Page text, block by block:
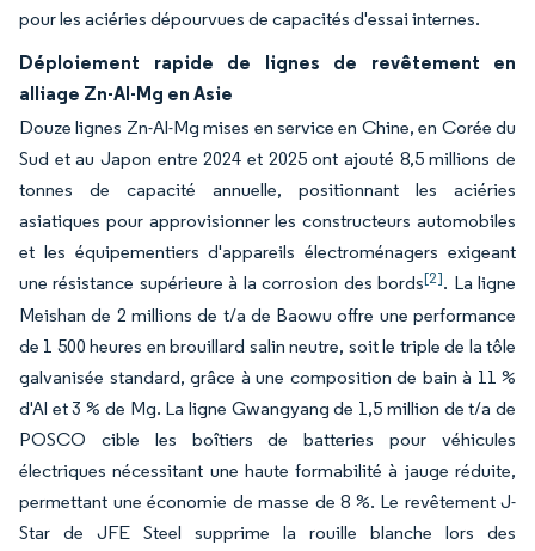
pour les aciéries dépourvues de capacités d'essai internes.
Déploiement rapide de lignes de revêtement en
alliage Zn-Al-Mg en Asie
Douze lignes Zn-Al-Mg mises en service en Chine, en Corée du
Sud et au Japon entre 2024 et 2025 ont ajouté 8,5 millions de
tonnes de capacité annuelle, positionnant les aciéries
asiatiques pour approvisionner les constructeurs automobiles
et les équipementiers d'appareils électroménagers exigeant
une résistance supérieure à la corrosion des bords[2]. La ligne
Meishan de 2 millions de t/a de Baowu offre une performance
de 1 500 heures en brouillard salin neutre, soit le triple de la tôle
galvanisée standard, grâce à une composition de bain à 11 %
d'Al et 3 % de Mg. La ligne Gwangyang de 1,5 million de t/a de
POSCO cible les boîtiers de batteries pour véhicules
électriques nécessitant une haute formabilité à jauge réduite,
permettant une économie de masse de 8 %. Le revêtement J-
Star de JFE Steel supprime la rouille blanche lors des